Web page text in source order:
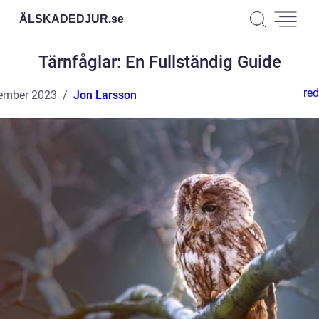
ÄLSKADEDJUR.se
Tärnfåglar: En Fullständig Guide
2023 Jon Larsson